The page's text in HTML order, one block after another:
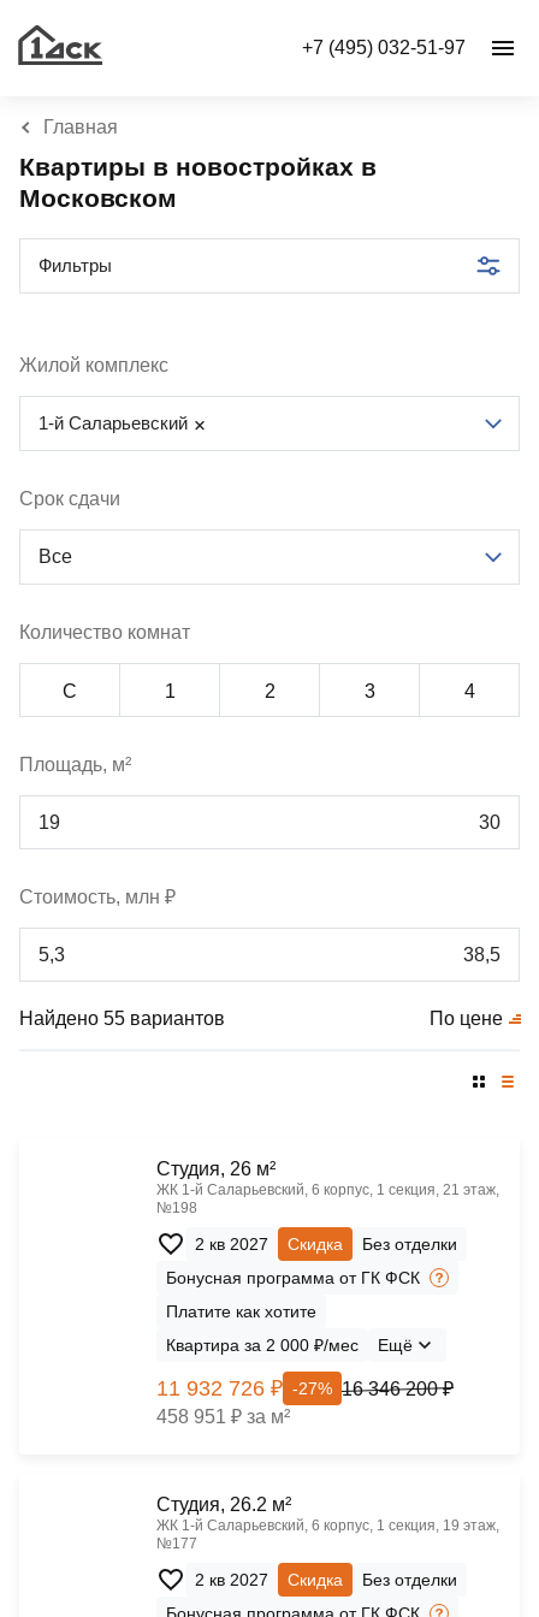
+7 (495) 032-51-97
Главная
Квартиры в новостройках в
Московском
Фильтры
Жилой комплекс
1-й Саларьевский
Срок сдачи
Все
Количество комнат
С 1 2 3 4
Площадь, м²
Стоимость, млн ₽
Найдено 55 вариантов По цене
Cтудия, 26 м²
ЖК 1‑й Саларьевский, 6 корпус, 1 секция, 21 этаж,
№198
2 кв 2027 Скидка
Без отделки
Бонусная программа от ГК ФСК
Платите как хотите
Квартира за 2 000 ₽/мес
Ещё
11 932 726 ₽ -27% 16 346 200 ₽
458 951 ₽ за м²
Cтудия, 26.2 м²
ЖК 1‑й Саларьевский, 6 корпус, 1 секция, 19 этаж,
№177
2 кв 2027 Скидка
Без отделки